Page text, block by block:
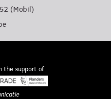
(Mobil)
the support of